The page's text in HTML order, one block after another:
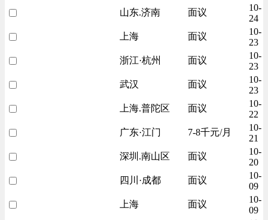
山东.济南
面议
10-
24
上海
面议
10-
23
浙江·杭州
面议
10-
23
武汉
面议
10-
23
上海.普陀区
面议
10-
22
广东·江门
7-8千元/月
10-
21
深圳.南山区
面议
10-
20
四川·成都
面议
10-
09
上海
面议
10-
09